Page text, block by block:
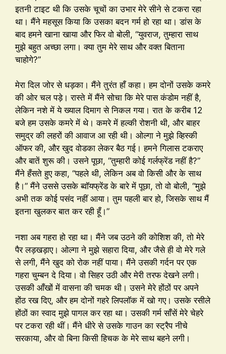
इतनी टाइट थी कि उसके चूचों का उभार मेरे सीने से टकरा रहा
था। मैंने महसूस किया कि उसका बदन गर्म हो रहा था। डांस के
बाद हमने खाना खाया और फिर वो बोली, “युवराज, तुम्हारा साथ
मुझे बहुत अच्छा लगा। क्या तुम मेरे साथ और वक्त बिताना
चाहोगे?”
मेरा दिल जोर से धड़का। मैंने तुरंत हाँ कहा। हम दोनों उसके कमरे
की ओर चल पड़े। रास्ते में मैंने सोचा कि मेरे पास कंडोम नहीं है,
लेकिन नशे में ये ख्याल दिमाग से निकल गया। रात के करीब 12
बजे हम उसके कमरे में थे। कमरे में हल्की रोशनी थी, और बाहर
समुद्र की लहरों की आवाज आ रही थी। ओल्गा ने मुझे व्हिस्की
ऑफर की, और खुद वोडका लेकर बैठ गई। हमने गिलास टकराए
और बातें शुरू की। उसने पूछा, “तुम्हारी कोई गर्लफ्रेंड नहीं है?”
मैंने हँसते हुए कहा, “पहले थी, लेकिन अब वो किसी और के साथ
है।” मैंने उससे उसके ब्वॉयफ्रेंड के बारे में पूछा, तो वो बोली, “मुझे
अभी तक कोई पसंद नहीं आया। तुम पहली बार हो, जिसके साथ मैं
इतना खुलकर बात कर रही हूँ।”
नशा अब गहरा हो रहा था। मैंने जब उठने की कोशिश की, तो मेरे
पैर लड़खड़ाए। ओल्गा ने मुझे सहारा दिया, और जैसे ही वो मेरे गले
से लगी, मैंने खुद को रोक नहीं पाया। मैंने उसकी गर्दन पर एक
गहरा चुम्बन दे दिया। वो सिहर उठी और मेरी तरफ देखने लगी।
उसकी आँखों में वासना की चमक थी। उसने मेरे होंठों पर अपने
होंठ रख दिए, और हम दोनों गहरे लिपलॉक में खो गए। उसके रसीले
होंठों का स्वाद मुझे पागल कर रहा था। उसकी गर्म साँसें मेरे चेहरे
पर टकरा रही थीं। मैंने धीरे से उसके गाउन का स्ट्रैप नीचे
सरकाया, और वो बिना किसी हिचक के मेरे साथ बहने लगी।